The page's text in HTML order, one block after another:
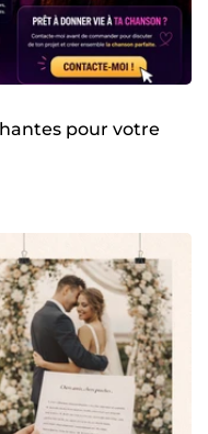
pour votre